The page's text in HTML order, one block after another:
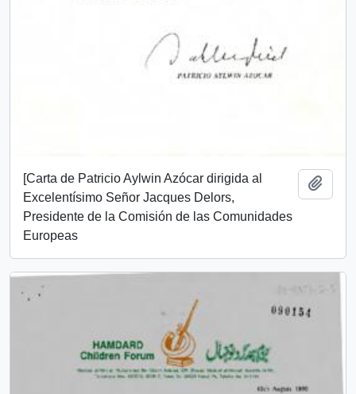
[Carta de Patricio Aylwin Azócar dirigida al
Excelentísimo Señor Jacques Delors,
Presidente de la Comisión de las Comunidades
Europeas